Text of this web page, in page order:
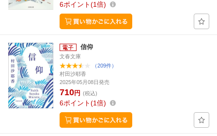
6ポイント 1倍
信仰
文春文庫
（209件）
村田沙耶香
2025年05月08日発売
710円 (税込)
6ポイント 1倍